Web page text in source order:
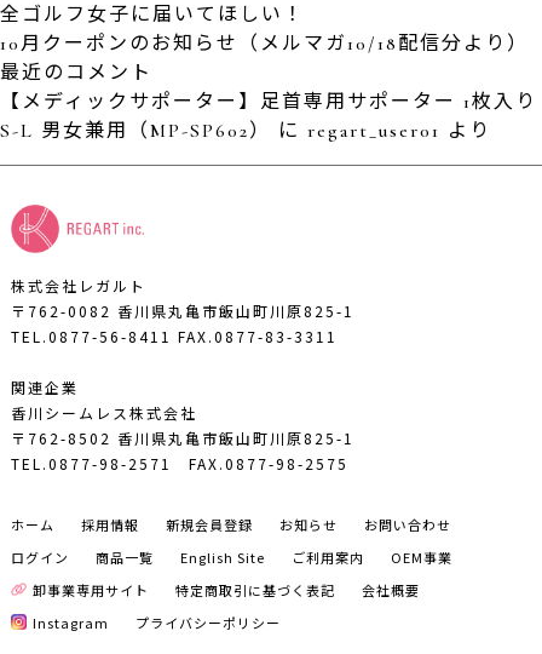
全ゴルフ女子に届いてほしい！
10月クーポンのお知らせ（メルマガ10/18配信分より）
最近のコメント
【メディックサポーター】足首専用サポーター 1枚入り
S-L 男女兼用（MP-SP602）
に regart_user01 より
株式会社レガルト
〒762-0082 香川県丸亀市飯山町川原825-1
TEL.0877-56-8411 FAX.0877-83-3311
関連企業
香川シームレス株式会社
〒762-8502 香川県丸亀市飯山町川原825-1
TEL.0877-98-2571
FAX.0877-98-2575
ホーム 採用情報 新規会員登録 お知らせ
お問い合わせ
ログイン
商品一覧 English Site ご利用案内
OEM事業
卸事業専用サイト
特定商取引に基づく表記
会社概要
Instagram
プライバシーポリシー